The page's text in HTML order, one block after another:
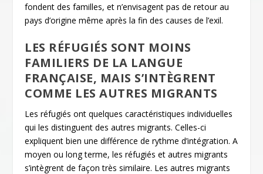
fondent des familles, et n’envisagent pas de retour au
pays d’origine même après la fin des causes de l’exil.
LES RÉFUGIÉS SONT MOINS
FAMILIERS DE LA LANGUE
FRANÇAISE, MAIS S’INTÈGRENT
COMME LES AUTRES MIGRANTS
Les réfugiés ont quelques caractéristiques individuelles
qui les distinguent des autres migrants. Celles-ci
expliquent bien une différence de rythme d’intégration. A
moyen ou long terme, les réfugiés et autres migrants
s’intègrent de façon très similaire. Les autres migrants